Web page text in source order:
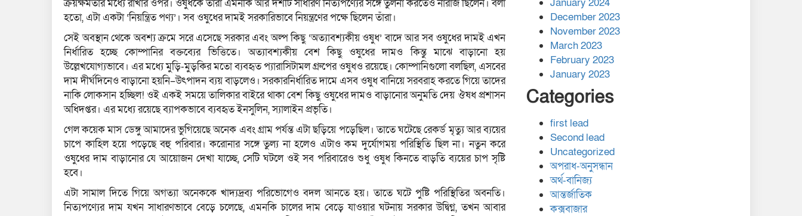
ক্রয়ক্ষমতার মধ্যে রাখার ওপর। ওষুধকে তাঁরা এমনকি আর দশটি সাধারণ নিত্যপণ্যের সঙ্গে তুলনা করতেও নারাজ ছিলেন। বলা
হতো, এটা একটা ‘নিয়ন্ত্রিত পণ্য’। সব ওষুধের দামই সরকারিভাবে নিয়ন্ত্রণের পক্ষে ছিলেন তাঁরা।
সেই অবস্থান থেকে অবশ্য ক্রমে সরে এসেছে সরকার এবং অল্প কিছু ‘অত্যাবশ্যকীয় ওষুধ’ বাদে আর সব ওষুধের দামই এখন
নির্ধারিত হচ্ছে কোম্পানির বক্তব্যের ভিত্তিতে। অত্যাবশ্যকীয় বেশ কিছু ওষুধের দামও কিন্তু মাঝে বাড়ানো হয়
উল্লেখযোগ্যভাবে। এর মধ্যে মুড়ি-মুড়কির মতো ব্যবহৃত প্যারাসিটামল গ্রুপের ওষুধও রয়েছে। কোম্পানিগুলো বলছিল, এসবের
দাম দীর্ঘদিনেও বাড়ানো হয়নি–উৎপাদন ব্যয় বাড়লেও। সরকারনির্ধারিত দামে এসব ওষুধ বানিয়ে সরবরাহ করতে গিয়ে তাদের
নাকি লোকসান হচ্ছিল! ওই একই সময়ে তালিকার বাইরে থাকা বেশ কিছু ওষুধের দামও বাড়ানোর অনুমতি দেয় ঔষধ প্রশাসন
অধিদপ্তর। এর মধ্যে রয়েছে ব্যাপকভাবে ব্যবহৃত ইনসুলিন, স্যালাইন প্রভৃতি।
গেল কয়েক মাস ডেঙ্গু আমাদের ভুগিয়েছে অনেক এবং গ্রাম পর্যন্ত এটা ছড়িয়ে পড়েছিল। তাতে ঘটেছে রেকর্ড মৃত্যু আর ব্যয়ের
চাপে কাহিল হয়ে পড়েছে বহু পরিবার। করোনার সঙ্গে তুল্য না হলেও এটাও কম দুর্যোগময় পরিস্থিতি ছিল না। নতুন করে
ওষুধের দাম বাড়ানোর যে আয়োজন দেখা যাচ্ছে, সেটি ঘটলে ওই সব পরিবারেও শুধু ওষুধ কিনতে বাড়তি ব্যয়ের চাপ সৃষ্টি
হবে।
এটা সামাল দিতে গিয়ে অগত্যা অনেককে খাদ্যদ্রব্য পরিভোগেও বদল আনতে হয়। তাতে ঘটে পুষ্টি পরিস্থিতির অবনতি।
নিত্যপণ্যের দাম যখন সাধারণভাবে বেড়ে চলেছে, এমনকি চালের দাম বেড়ে যাওয়ার ঘটনায় সরকার উদ্বিগ্ন, তখন আবার
January 2024
December 2023
November 2023
March 2023
February 2023
January 2023
Categories
first lead
Second lead
Uncategorized
অপরাধ-অনুসন্ধান
অর্থ-বানিজ্য
আন্তর্জাতিক
কক্সবাজার